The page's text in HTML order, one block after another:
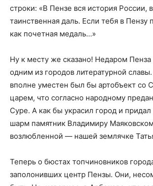
строки: «В Пензе вся история России,
таинственная даль. Если тебя в Пензу
как почетная медаль…»
Ну к месту же сказано! Недаром Пенза
одним из городов литературной
вполне уместен был бы арт­объект со
царем, что согласно народному
Суре. А как бы украсил город и
шарм памятник Владимиру
возлюбленной — нашей землячке
Теперь о бюстах топ­чиновников
заполонивших центр Пензы. Они,